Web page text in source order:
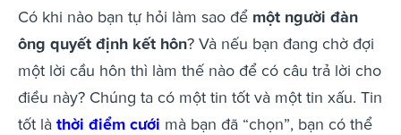
Có khi nào bạn tự hỏi làm sao để một người đàn
ông quyết định kết hôn? Và nếu bạn đang chờ đợi
một lời cầu hôn thì làm thế nào để có câu trả lời cho
điều này? Chúng ta có một tin tốt và một tin xấu. Tin
tốt là thời điểm cưới mà bạn đã “chọn”, bạn có thể